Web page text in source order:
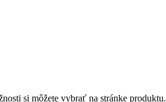
si môžete vybrať na stránke produktu.